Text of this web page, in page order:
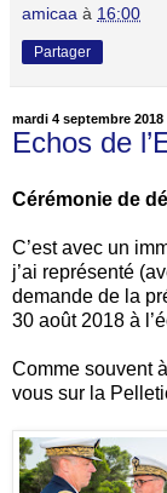
amicaa à 16:00
Partager
mardi 4 septembre 2018
Echos de
Cérémonie de
C’est avec un
j’ai représenté
demande de la
30 août 2018 à
Comme souvent
vous sur la